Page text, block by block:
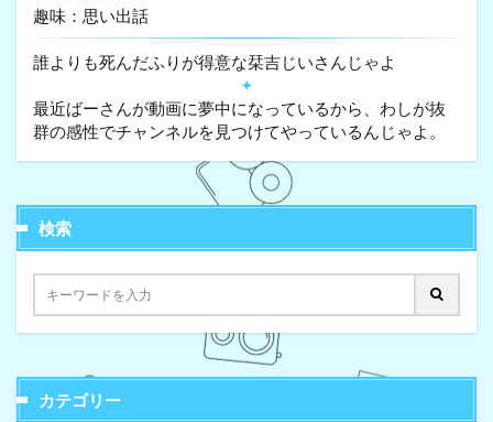
趣味：思い出話
誰よりも死んだふりが得意な栞吉じいさんじゃよ
✦
最近ばーさんが動画に夢中になっているから、わしが抜
群の感性でチャンネルを見つけてやっているんじゃよ。
検索
カテゴリー